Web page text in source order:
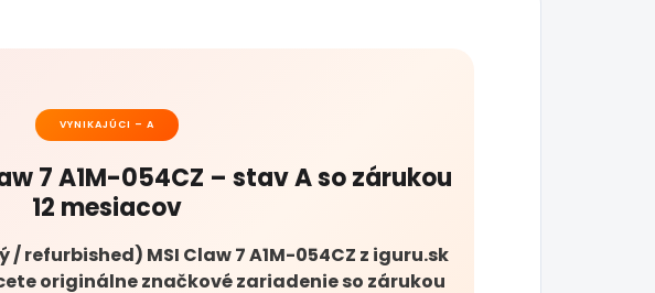
VYNIKAJÚCI – A
7 A1M-054CZ – stav A so zárukou
12 mesiacov
refurbished) MSI Claw 7 A1M-054CZ z iguru.sk
originálne značkové zariadenie so zárukou